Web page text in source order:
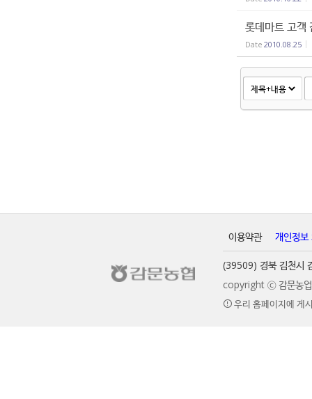
롯데마트 고객
Date 2010.08.25
이용약관 개인정보
(39509) 경북 김천시
copyright ⓒ 감문농업
우리 홈페이지에 게